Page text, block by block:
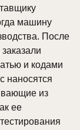
машину
После
и кодами
наносятся
из
ее